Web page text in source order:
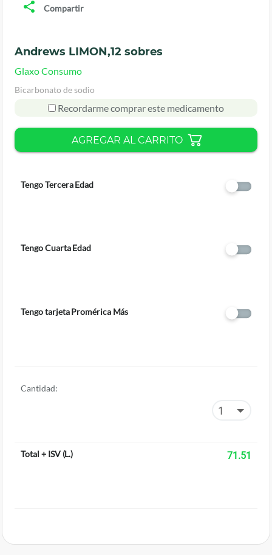
Compartir
Andrews LIMON,12 sobres
Glaxo Consumo
Bicarbonato de sodio
Recordarme comprar este medicamento
AGREGAR AL CARRITO
Tengo Tercera Edad
Tengo Cuarta Edad
Tengo tarjeta Promérica Más
Cantidad:
Total + ISV(L.) 71.51